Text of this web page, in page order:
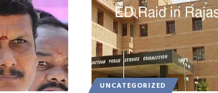
UNCATEGORIZED